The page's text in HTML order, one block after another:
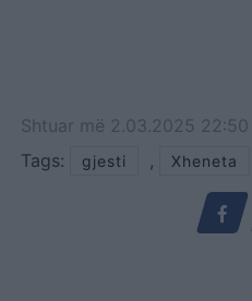
Shtuar më 2.03.2025 22:50
Tags:
gjesti , Xheneta